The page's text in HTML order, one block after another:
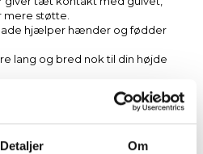
Detaljer Om
støtte.
hjælper hænder og fødder
lang og bred nok til din højde